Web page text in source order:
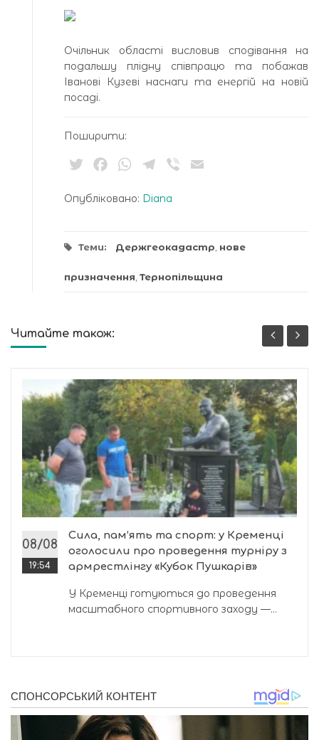
Очільник області висловив сподівання на
подальшу плідну співпрацю та побажав
Іванові Кузеві наснаги та енергій на новій
посаді.
Поширити:
TwitterFacebookWhatsApp
Telegram
Viber
Опубліковано: Diana
Теми: Держгеокадастр нове
призначення Тернопільщина
Читайте також:
08/08
19:54
Сила, пам’ять та спорт: у Кременці
оголосили про проведення турніру з
армрестлінгу «Кубок Пушкарів»
У Кременці готуються до проведення
масштабного спортивного заходу —...